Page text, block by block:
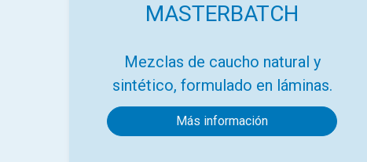
MASTERBATCH
Mezclas de caucho natural y
sintético, formulado en láminas.
Más información